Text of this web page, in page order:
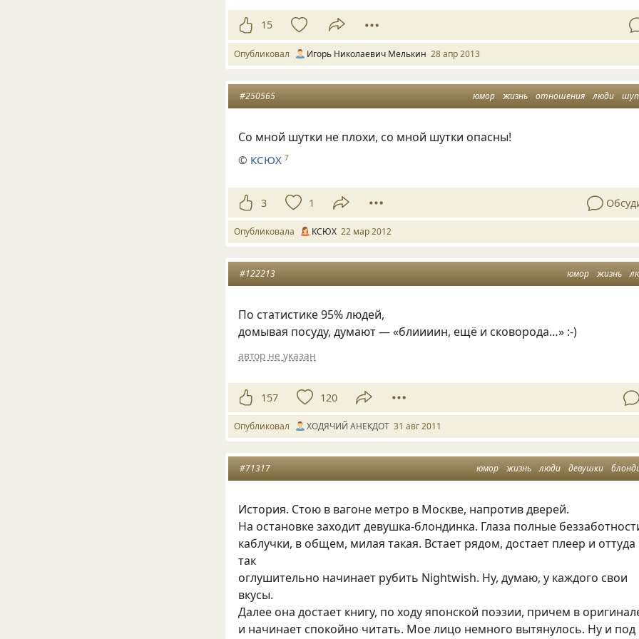
15
Опубликовал Игорь Николаевич Мелькин 28 апр 2013
юмор жизнь отношения люди
#250565
Со мной шутки не плохи, со мной шутки опасны!
© КСЮХ 7
3 1
Опубликовала КСЮХ 22 мар 2012
юмор жизнь
#122213
По статистике 95% людей,
домывая посуду, думают — «блиииин, ещё и сковорода…» :-)
автор не указан
157 120
Опубликовал ХОДЯЧИЙ АНЕКДОТ 31 авг 2011
юмор жизнь люди девушки
#71317
История. Стою в вагоне метро в Москве, напротив дверей.
На остановке заходит девушка-блондинка. Глаза полные
каблучки, в общем, милая такая. Встает рядом, достает плеер и оттуда
так
оглушительно начинает рубить Nightwish. Ну, думаю, у каждого свои
вкусы.
Далее она достает книгу, по ходу японской поэзии, причем в
и начинает спокойно читать. Мое лицо немного вытянулось. Ну и под